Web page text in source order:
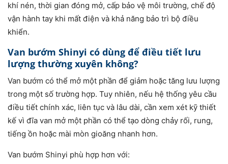
khí nén, thời gian đóng mở, cấp bảo vệ môi trường, chế độ
vận hành tay khi mất điện và khả năng bảo trì bộ điều
khiển.
Van bướm Shinyi có dùng để điều tiết lưu
lượng thường xuyên không?
Van bướm có thể mở một phần để giảm hoặc tăng lưu lượng
trong một số trường hợp. Tuy nhiên, nếu hệ thống yêu cầu
điều tiết chính xác, liên tục và lâu dài, cần xem xét kỹ thiết
kế vì đĩa van mở một phần có thể tạo dòng chảy rối, rung,
tiếng ồn hoặc mài mòn gioăng nhanh hơn.
Van bướm Shinyi phù hợp hơn với: